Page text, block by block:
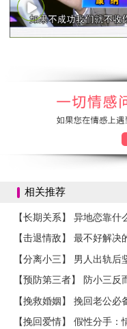
相关推荐
【长期关系】 异地恋靠
【击退情敌】 最不好解
【分离小三】 男人出轨后
【预防第三者】 防小三
【挽救婚姻】 挽回老公必
【挽回爱情】 假性分手